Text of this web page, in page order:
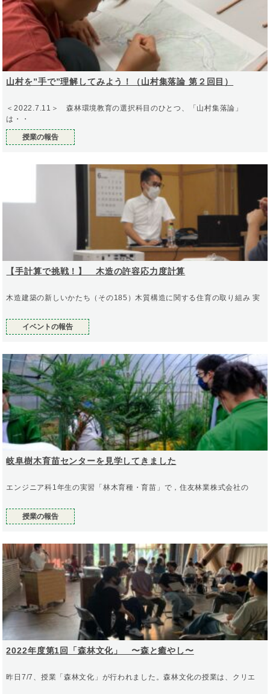
山村を”手で”理解してみよう！（山村集落論 第２回目）
＜2022.7.11＞ 森林環境教育の選択科目のひとつ、「山村集落論」
は・・
授業の報告
【手計算で挑戦！】 木造の許容応力度計算
木造建築の新しいかたち（その185）木質構造に関する住育の取り組み 実
イベントの報告
岐阜樹木育苗センターを見学してきました
エンジニア科1年生の実習「林木育種・育苗」で，住友林業株式会社の
授業の報告
2022年度第1回「森林文化」 〜森と癒やし〜
昨日7/7、授業「森林文化」が行われました。森林文化の授業は、クリエ